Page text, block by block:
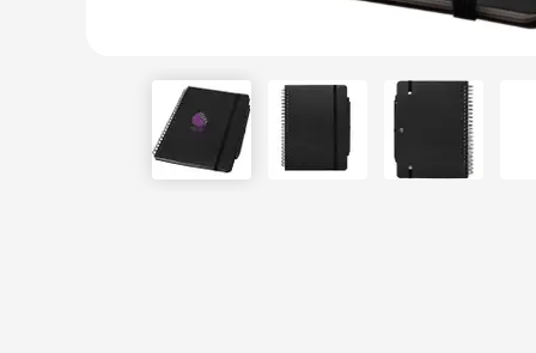
View larger imageView larger imageView larger